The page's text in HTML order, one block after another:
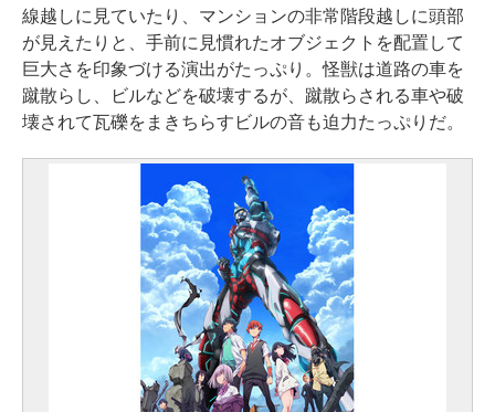
線越しに見ていたり、マンションの非常階段越しに頭部
が見えたりと、手前に見慣れたオブジェクトを配置して
巨大さを印象づける演出がたっぷり。怪獣は道路の車を
蹴散らし、ビルなどを破壊するが、蹴散らされる車や破
壊されて瓦礫をまきちらすビルの音も迫力たっぷりだ。